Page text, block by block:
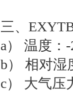
三、
a） 温度
b） 相对湿
c） 大气压